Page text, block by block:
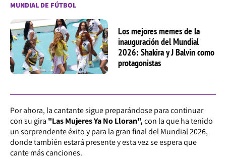
MUNDIAL DE FÚTBOL
Los mejores memes de la
inauguración del Mundial
2026: Shakira y J Balvin como
protagonistas
Por ahora, la cantante sigue preparándose para continuar
con su gira "Las Mujeres Ya No Lloran",con la que ha tenido
un sorprendente éxito y para la gran final del Mundial 2026,
donde también estará presente y esta vez se espera que
cante más canciones.